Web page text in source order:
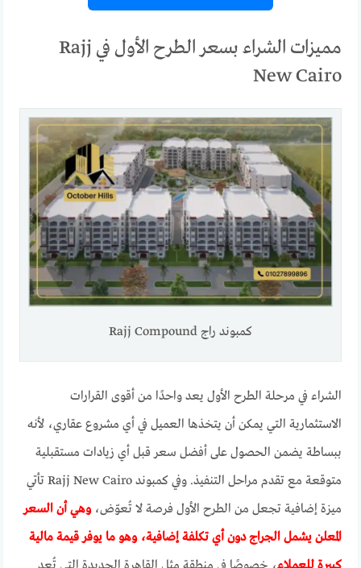
مميزات الشراء بسعر الطرح الأول في Rajj
New Cairo
كمبوند راج Rajj Compound
الشراء في مرحلة الطرح الأول يعد واحدًا من أقوى القرارات
الاستثمارية التي يمكن أن يتخذها العميل في أي مشروع عقاري، لأنه
ببساطة يضمن الحصول على أفضل سعر قبل أي زيادات مستقبلية
متوقعة مع تقدم مراحل التنفيذ. وفي كمبوند Rajj New Cairo تأتي
ميزة إضافية تجعل من الطرح الأول فرصة لا تُعوّض،وهي أن السعر
المعلن يشمل الجراج دون أي تكلفة إضافية، وهو ما يوفر قيمة مالية